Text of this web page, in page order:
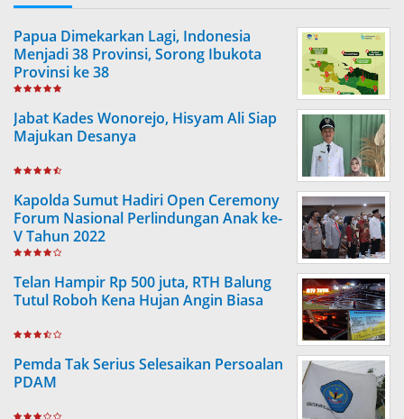
Papua Dimekarkan Lagi, Indonesia
Menjadi 38 Provinsi, Sorong Ibukota
Provinsi ke 38
Jabat Kades Wonorejo, Hisyam Ali Siap
Majukan Desanya
Kapolda Sumut Hadiri Open Ceremony
Forum Nasional Perlindungan Anak ke-
V Tahun 2022
Telan Hampir Rp 500 juta, RTH Balung
Tutul Roboh Kena Hujan Angin Biasa
Pemda Tak Serius Selesaikan Persoalan
PDAM